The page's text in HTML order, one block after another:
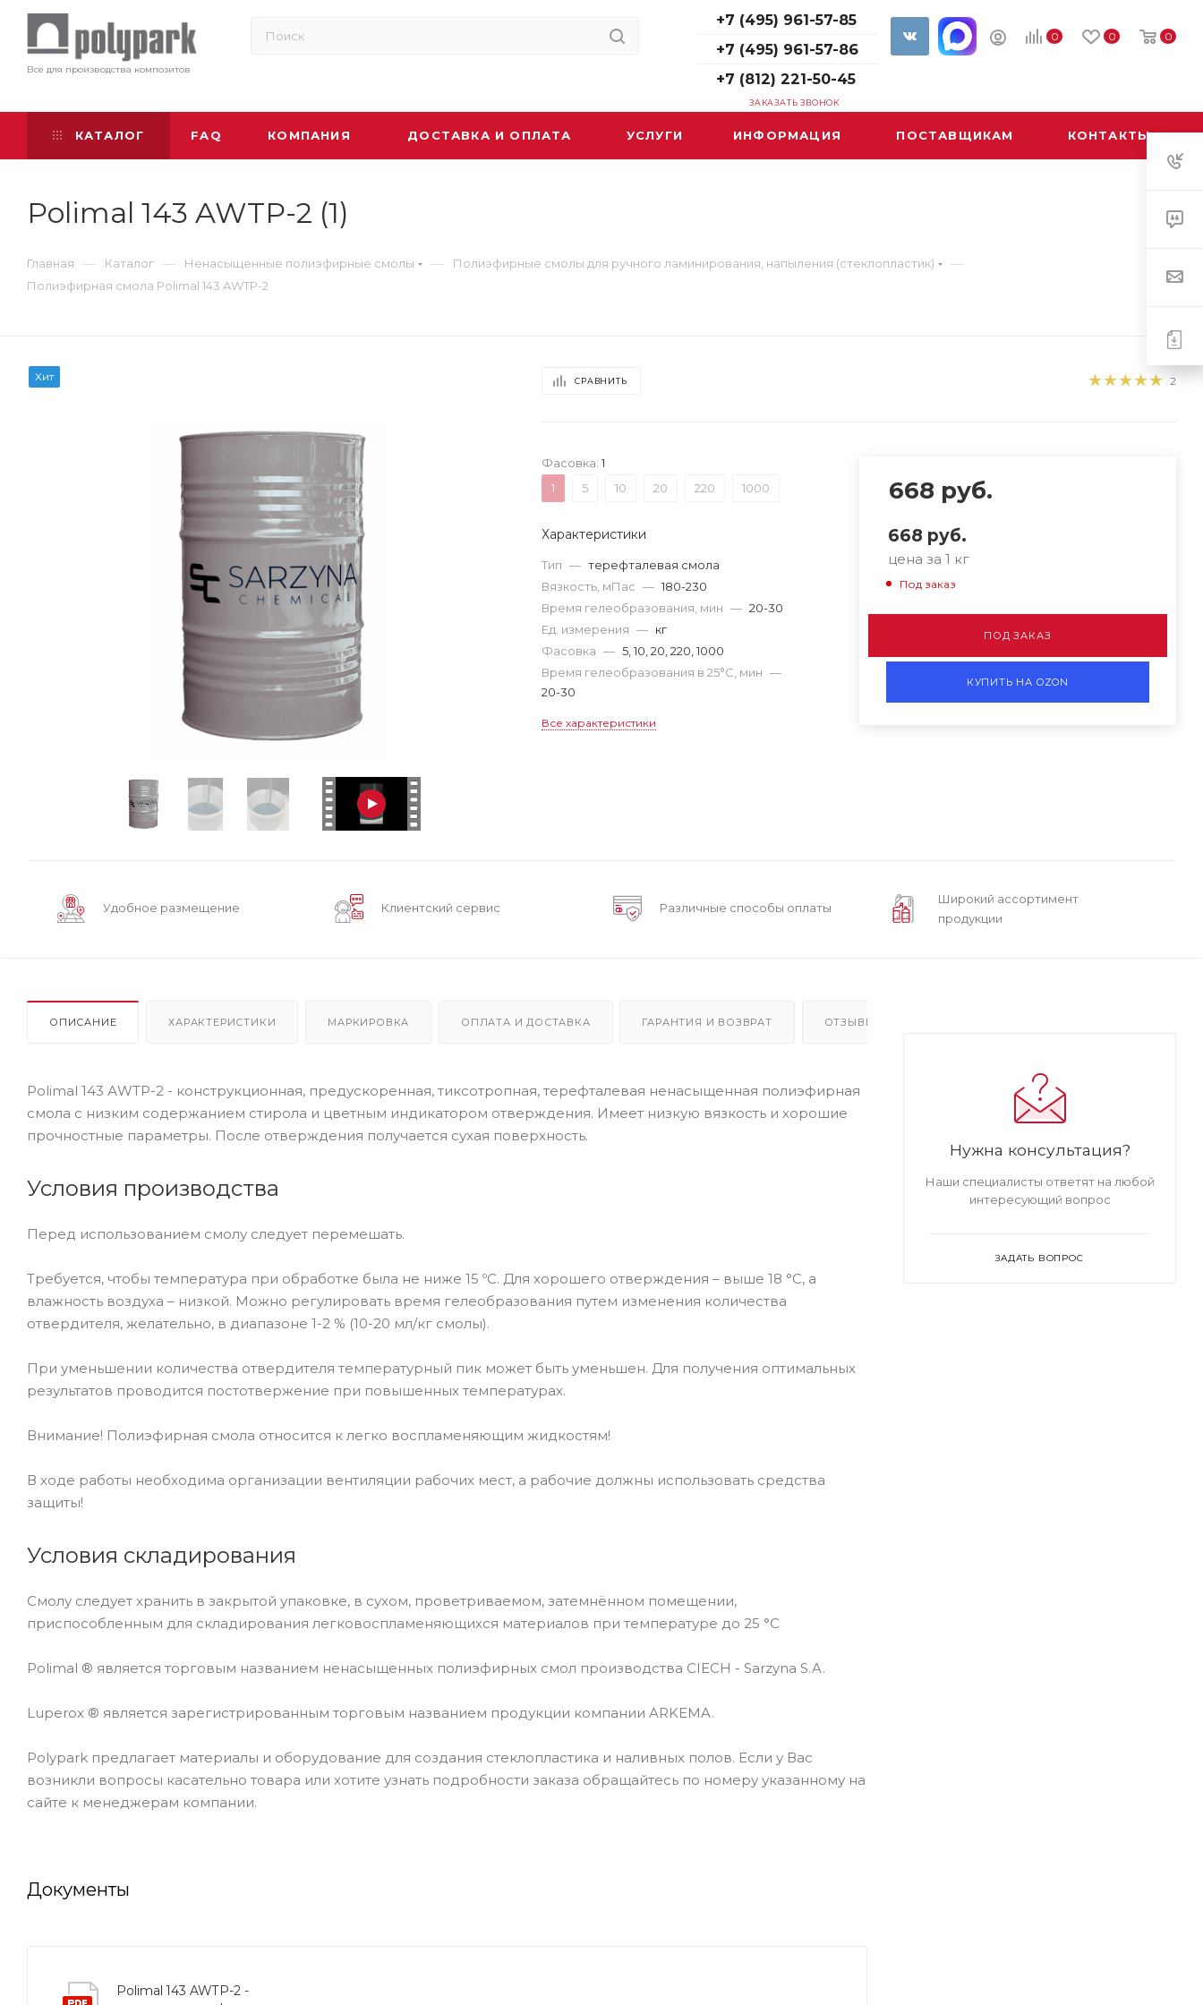
Все для производства композитов
0 0 0
+7 (495) 961-57-85
+7 (495) 961-57-86
+7 (812) 221-50-45
ЗАКАЗАТЬ ЗВОНОК
КАТАЛОГ FAQ КОМПАНИЯ ДОСТАВКА И ОПЛАТА УСЛУГИ ИНФОРМАЦИЯ ПОСТАВЩИКАМ КОНТАКТЫ
Polimal 143 AWTP-2 (1)
Главная — Каталог — Ненасыщенные полиэфирные смолы — Полиэфирные смолы для ручного ламинирования, напыления (стеклопластик) —
Полиэфирная смола Polimal 143 AWTP-2
Хит СРАВНИТЬ 2
Фасовка: 1
1
5 10 20 220 1000
Характеристики
Тип — терефталевая смола
Вязкость, мПас — 180-230
Время гелеобразования, мин — 20-30
Ед. измерения — кг
Фасовка — 5, 10, 20, 220, 1000
Время гелеобразования в 25°С, мин —
20-30
Все характеристики
668 руб.
668 руб.
цена за 1 кг
Под заказ
ПОД ЗАКАЗ
КУПИТЬ НА OZON
Удобное размещение Клиентский сервис Различные способы оплаты
Широкий ассортимент
продукции
ОПИСАНИЕ ХАРАКТЕРИСТИКИ МАРКИРОВКА ОПЛАТА И ДОСТАВКА ГАРАНТИЯ И ВОЗВРАТ ОТЗЫВЫ(2)
Polimal 143 АWTP-2 - конструкционная, предускоренная, тиксотропная, терефталевая ненасыщенная полиэфирная
смола с низким содержанием стирола и цветным индикатором отверждения. Имеет низкую вязкость и хорошие
прочностные параметры. После отверждения получается сухая поверхность.
Условия производства
Перед использованием смолу следует перемешать.
Требуется, чтобы температура при обработке была не ниже 15 ºC. Для хорошего отверждения – выше 18 °C, а
влажность воздуха – низкой. Можно регулировать время гелеобразования путем изменения количества
отвердителя, желательно, в диапазоне 1-2 % (10-20 мл/кг смолы).
При уменьшении количества отвердителя температурный пик может быть уменьшен. Для получения оптимальных
результатов проводится постотвержение при повышенных температурах.
Внимание! Полиэфирная смола относится к легко воспламеняющим жидкостям!
В ходе работы необходима организации вентиляции рабочих мест, а рабочие должны использовать средства
защиты!
Условия складирования
Смолу следует хранить в закрытой упаковке, в сухом, проветриваемом, затемнённом помещении,
приспособленным для складирования легковоспламеняющихся материалов при температуре до 25 °C
Polimal ® является торговым названием ненасыщенных полиэфирных смол производства CIECH - Sarzyna S.A.
Luperox ® является зарегистрированным торговым названием продукции компании ARKEMA.
Polypark предлагает материалы и оборудование для создания стеклопластика и наливных полов. Если у Вас
возникли вопросы касательно товара или хотите узнать подробности заказа обращайтесь по номеру указанному на
сайте к менеджерам компании.
Документы
Polimal 143 AWTP-2 -
Нужна консультация?
Наши специалисты ответят на любой
интересующий вопрос
ЗАДАТЬ ВОПРОС